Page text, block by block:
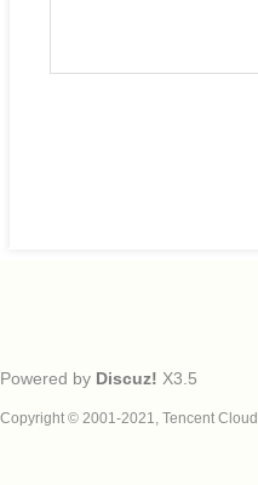
Powered by Discuz! X3.5
Copyright © 2001-2021, Tencent Cloud.